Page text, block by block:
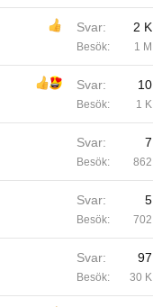
Svar 2 K
Besök 1 M
Svar 10
Besök 1 K
Svar 7
Besök 862
Svar 5
Besök 702
Svar 97
Besök 30 K